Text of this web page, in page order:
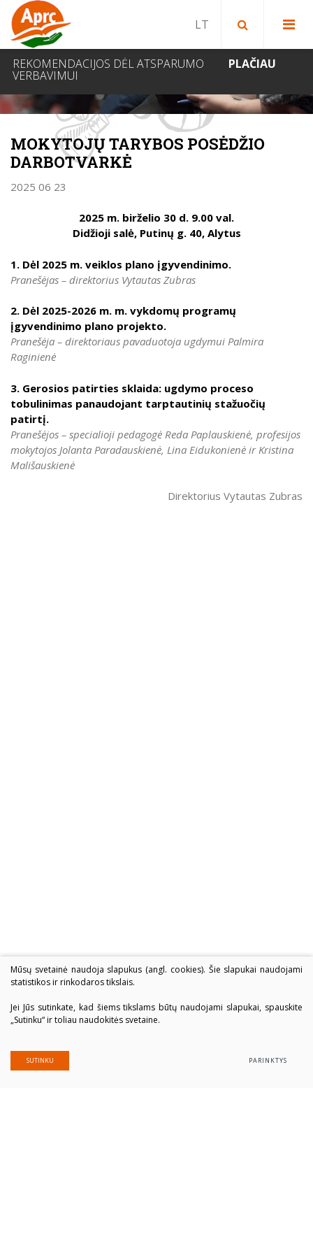
REKOMENDACIJOS DĖL ATSPARUMO
VERBAVIMUI
PLAČIAU
Paieška bibliotekoje
NAUJIENOS
MOKYTOJŲ TARYBOS POSĖDŽIO
DARBOTVARKĖ
2025 06 23
2025 m. birželio 30 d. 9.00 val.
Didžioji salė, Putinų g. 40, Alytus
1. Dėl 2025 m. veiklos plano įgyvendinimo.
Pranešėjas – direktorius Vytautas Zubras
2. Dėl 2025-2026 m. m. vykdomų programų
įgyvendinimo plano projekto.
Pranešėja – direktoriaus pavaduotoja ugdymui Palmira
Raginienė
3. Gerosios patirties sklaida: ugdymo proceso
tobulinimas panaudojant tarptautinių stažuočių
patirtį.
Pranešėjos – specialioji pedagogė Reda Paplauskienė, profesijos
mokytojos Jolanta Paradauskienė, Lina Eidukonienė ir Kristina
Mališauskienė
Direktorius Vytautas Zubras
Mūsų svetainė naudoja slapukus (angl. cookies). Šie slapukai naudojami
statistikos ir rinkodaros tikslais.
Jei Jūs sutinkate, kad šiems tikslams būtų naudojami slapukai, spauskite
„Sutinku“ ir toliau naudokitės svetaine.
SUTINKU PARINKTYS